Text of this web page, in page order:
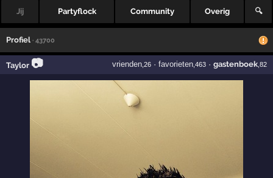
Jij Partyflock Community Overig 🔍
Profiel · 43700
Taylor 📷 vrienden,26· favorieten,463· gastenboek,82